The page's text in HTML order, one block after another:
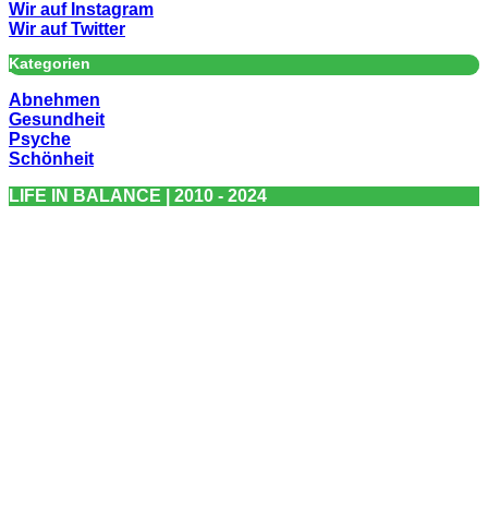
Wir auf Instagram
Wir auf Twitter
Kategorien
Abnehmen
Gesundheit
Psyche
Schönheit
LIFE IN BALANCE | 2010 - 2024